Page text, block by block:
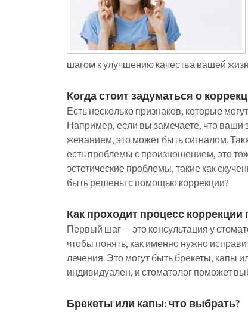
шагом к улучшению качества вашей
Когда стоит задуматься о
Есть несколько признаков, которые
Например, если вы замечаете, что ваши
жеванием, это может быть сигналом.
есть проблемы с произношением, это
эстетические проблемы, такие как
быть решены с помощью коррекции?
Как проходит процесс коррекции
Первый шаг — это консультация у
чтобы понять, как именно нужно
лечения. Это могут быть брекеты, капы
индивидуален, и стоматолог поможет
Брекеты или капы: что выбрать?